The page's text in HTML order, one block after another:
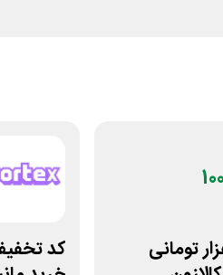
100 هزار تومانی